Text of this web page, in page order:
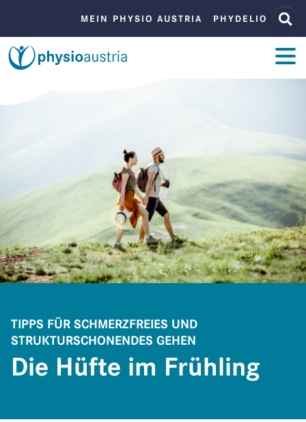
Zum Inhalt
Zur Navigation
MEIN PHYSIO AUSTRIA
PHYDELIO
ZUM INHALT
TIPPS FÜR SCHMERZFREIES UND
STRUKTURSCHONENDES GEHEN
Die Hüfte im Frühling